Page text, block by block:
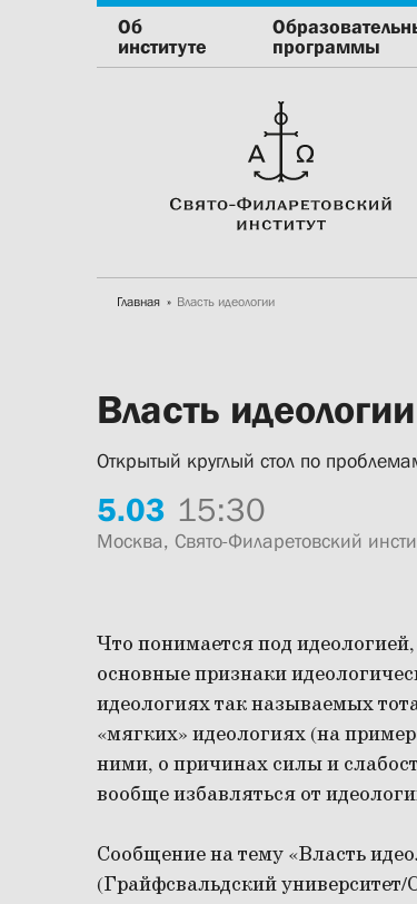
Об
институте
программы
Главная Власть идеологии
Власть идеологии
Открытый круглый стол по
5.03 15:30
Москва, Свято-Филаретовский
Что понимается под
основные признаки
идеологиях так называемых
«мягких» идеологиях (на
ними, о причинах силы и
вообще избавляться от
Сообщение на тему «Власть
(Грайфсвальдский